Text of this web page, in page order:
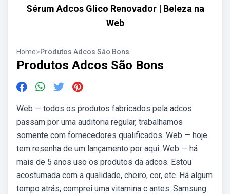
Sérum Adcos Glico Renovador | Beleza na
Web
Home>Produtos Adcos São Bons
Produtos Adcos São Bons
Web — todos os produtos fabricados pela adcos
passam por uma auditoria regular, trabalhamos
somente com fornecedores qualificados. Web — hoje
tem resenha de um lançamento por aqui. Web — há
mais de 5 anos uso os produtos da adcos. Estou
acostumada com a qualidade, cheiro, cor, etc. Há algum
tempo atrás, comprei uma vitamina c antes. Samsung